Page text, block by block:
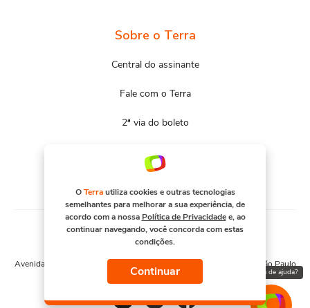
Sobre o Terra
Central do assinante
Fale com o Terra
2ª via do boleto
Avenida Engenheiro Luís Carlos Berrini, 1376 - Cidade Monções - São Paulo
– SP. CNPJ 91.088.328/0001-67
OTerrautiliza cookies e outras tecnologias
semelhantes para melhorar a sua experiência, de
acordo com a nossa Política de Privacidadee, ao
continuar navegando, você concorda com estas
condições.
Continuar Precisa de ajuda?